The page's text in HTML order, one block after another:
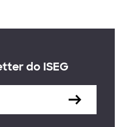
do ISEG